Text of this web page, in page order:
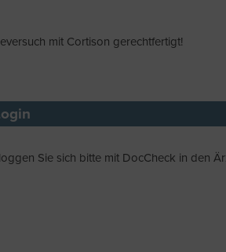
mit Cortison gerechtfertigt!
Sie sich bitte mit DocCheck in den